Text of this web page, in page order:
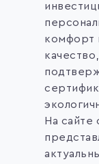
комфорт
качество,
На сайте